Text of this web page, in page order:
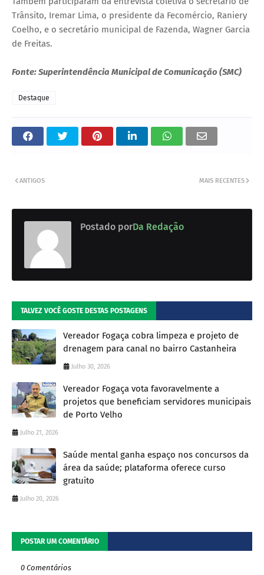
Trânsito, Iremar Lima, o presidente da Fecomércio, Raniery
Coelho, e o secretário municipal de Fazenda, Wagner Garcia
de Freitas.
Fonte: Superintendência Municipal de Comunicação (SMC)
Destaque
MAIS RECENTES
ANTIGOS
Postado porDa Redação
TALVEZ VOCÊ GOSTE DESTAS POSTAGENS
Vereador Fogaça cobra limpeza e projeto de
drenagem para canal no bairro Castanheira
Julho 30, 2026
Vereador Fogaça vota favoravelmente a
projetos que beneficiam servidores municipais
de Porto Velho
Julho 21, 2026
Saúde mental ganha espaço nos concursos da
área da saúde; plataforma oferece curso
gratuito
Julho 20, 2026
POSTAR UM COMENTÁRIO
0 Comentários